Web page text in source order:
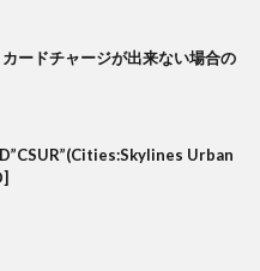
ードチャージが出来ない場合の
Urban